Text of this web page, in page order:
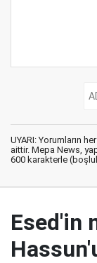
UYARI: Yorumların
aittir. Mepa News,
600 karakterle
Esed'in